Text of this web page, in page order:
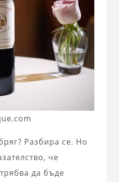
Разбира се. Но
че
да бъде